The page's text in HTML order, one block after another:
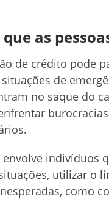
as
de crédito pode
de
no saque do
indivíduos
utilizar o
como